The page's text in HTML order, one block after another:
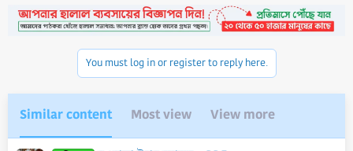
i
o
You must log in or register to reply here.
Similar content Most view View more